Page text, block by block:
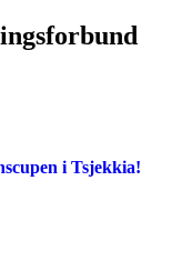
i Tsjekkia!